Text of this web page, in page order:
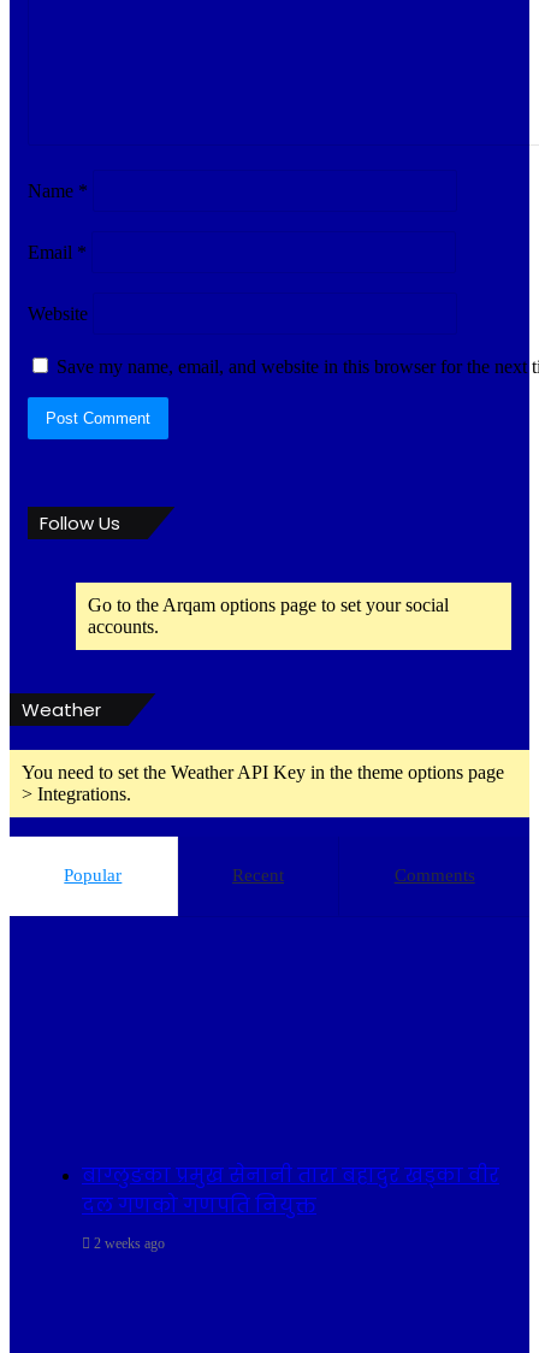
Name *
Email *
Website
Save my name, email, and website in this browser for the next
Follow Us
Go to the Arqam options page to set your social
accounts.
Weather
You need to set the Weather API Key in the theme options page
> Integrations.
Popular Recent Comments
बाग्लुङका प्रमुख सेनानी तारा बहादुर खड्का वीर
दल गणको गणपति नियुक्त
2 weeks ago